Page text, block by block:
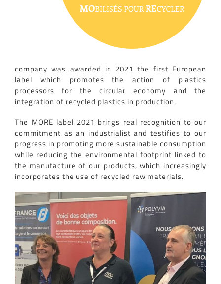
company was awarded in 2021 the first European
label which promotes the action of plastics
processors for the circular economy and the
integration of recycled plastics in production.
The MORE label 2021 brings real recognition to our
commitment as an industrialist and testifies to our
progress in promoting more sustainable consumption
while reducing the environmental footprint linked to
the manufacture of our products, which increasingly
incorporates the use of recycled raw materials.